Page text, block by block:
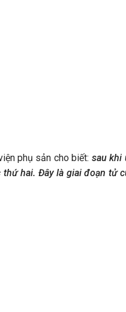
phụ sản cho biết: sau khi
hai. Đây là giai đoạn tử